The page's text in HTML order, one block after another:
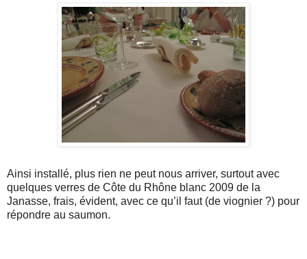
Ainsi installé, plus rien ne peut nous arriver, surtout avec
quelques verres de Côte du Rhône blanc 2009 de la
Janasse, frais, évident, avec ce qu’il faut (de viognier ?) pour
répondre au saumon.